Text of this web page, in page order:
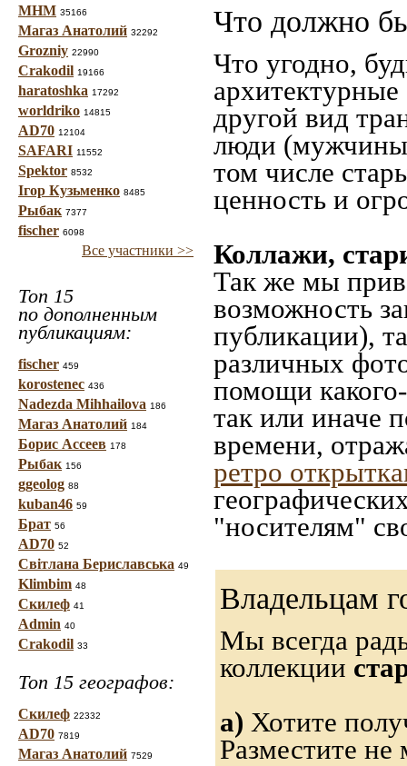
МНМ 35166
Магаз Анатолий 32292
Grozniy 22990
Crakodil 19166
haratoshka 17292
worldriko 14815
AD70 12104
SAFARI 11552
Spektor 8532
Ігор Кузьменко 8485
Рыбак 7377
fischer 6098
Все участники >>
Топ 15
по дополненным
публикациям:
fischer 459
korostenec 436
Nadezda Mihhailova 186
Магаз Анатолий 184
Борис Ассеев 178
Рыбак 156
ggeolog 88
kuban46 59
Брат 56
AD70 52
Світлана Бериславська 49
Klimbim 48
Скилеф 41
Admin 40
Crakodil 33
Топ 15 географов:
Скилеф 22332
AD70 7819
Магаз Анатолий 7529
Что должно
Что угодно,
другой вид
люди
том числе
ценность и
Коллажи,
Так же мы
возможность
публикации),
различных
помощи
так или иначе
времени,
ретро
"носителям"
Владельцам
Мы всегда
коллекции
а) Хотите
Разместите